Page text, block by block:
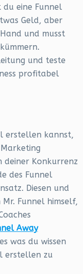
du eine Funnel
Geld, aber
und musst
und teste
profitabel
erstellen kannst,
deiner Konkurrenz
des Funnel
Diesen und
Funnel himself,
Away
was du wissen
erstellen zu